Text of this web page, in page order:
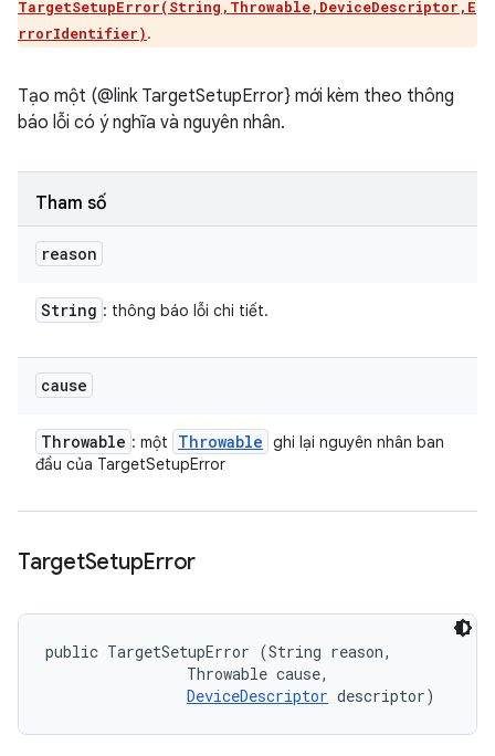
TargetSetupError(String,Throwable,DeviceDescriptor,E
rrorIdentifier).
Tạo một (@link TargetSetupError} mới kèm theo thông
báo lỗi có ý nghĩa và nguyên nhân.
Tham số
reason
String : thông báo lỗi chi tiết.
cause
Throwable : một Throwable ghi lại nguyên nhân ban
đầu của TargetSetupError
TargetSetupError
public TargetSetupError (String reason,
                Throwable cause,
DeviceDescriptor descriptor)